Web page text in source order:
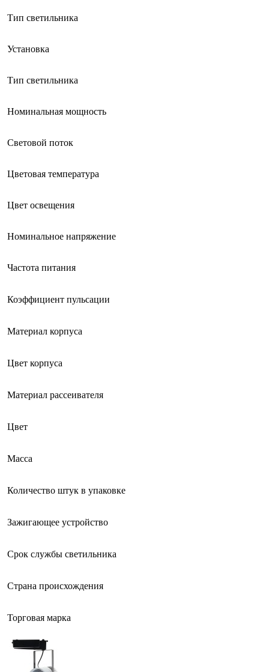
Тип светильника
Установка
Тип светильника
Номинальная мощность
Световой поток
Цветовая температура
Цвет освещения
Номинальное напряжение
Частота питания
Коэффициент пульсации
Материал корпуса
Цвет корпуса
Материал рассеивателя
Цвет
Масса
Количество штук в упаковке
Зажигающее устройство
Срок службы светильника
Страна происхождения
Торговая марка